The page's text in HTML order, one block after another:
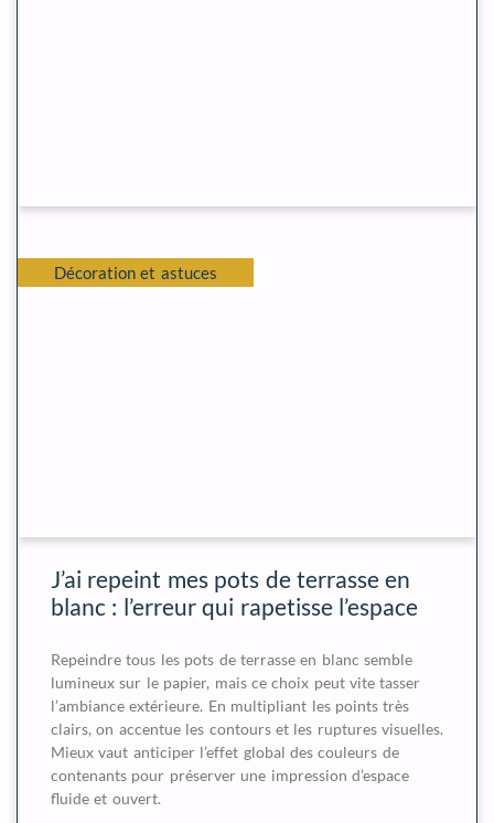
Décoration et astuces
J’ai repeint mes pots de terrasse en
blanc : l’erreur qui rapetisse l’espace
Repeindre tous les pots de terrasse en blanc semble
lumineux sur le papier, mais ce choix peut vite tasser
l’ambiance extérieure. En multipliant les points très
clairs, on accentue les contours et les ruptures visuelles.
Mieux vaut anticiper l’effet global des couleurs de
contenants pour préserver une impression d’espace
fluide et ouvert.